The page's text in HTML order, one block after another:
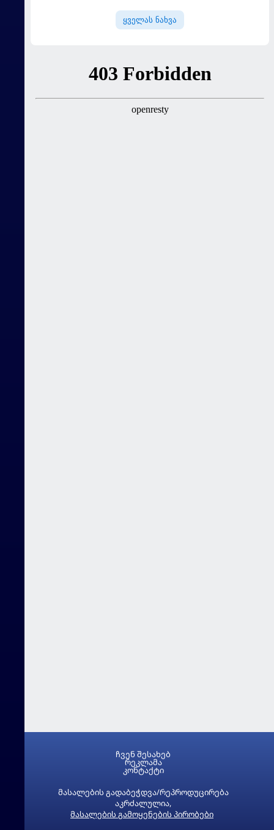
ყველას ნახვა
მასალების გადაბეჭდვა/რეპროდუცირება
აკრძალულია,
მასალების გამოყენების პირობები
ჩვენ შესახებ
რეკლამა
კონტაქტი